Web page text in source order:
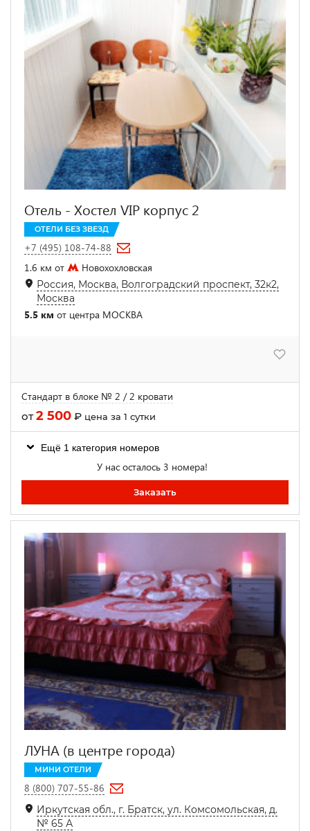
Отель - Хостел VIP корпус 2
ОТЕЛИ БЕЗ ЗВЕЗД
+7 (495) 108-74-88
1.6 км от
Новохохловская
Россия, Москва, Волгоградский проспект, 32к2,
Москва
5.5 км от центра МОСКВА
Стандарт в блоке № 2 / 2 кровати
от2 500 ₽ цена за 1 сутки
Ещё 1 категория номеров
У нас осталось 3 номера!
Заказать
ЛУНА (в центре города)
МИНИ ОТЕЛИ
8 (800) 707-55-86
Иркутская обл., г. Братск, ул. Комсомольская, д.
№ 65 А